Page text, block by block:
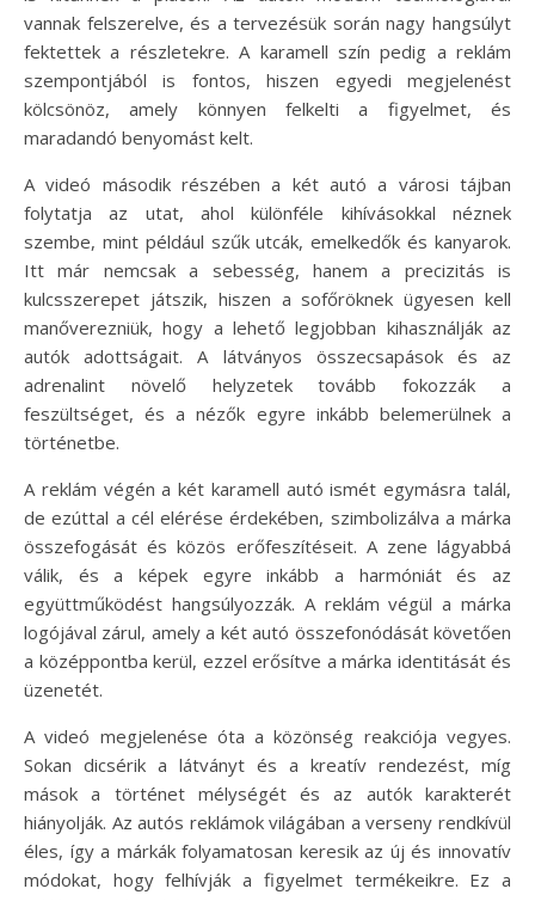
vannak felszerelve, és a tervezésük során nagy hangsúlyt
fektettek a részletekre. A karamell szín pedig a reklám
szempontjából is fontos, hiszen egyedi megjelenést
kölcsönöz, amely könnyen felkelti a figyelmet, és
maradandó benyomást kelt.
A videó második részében a két autó a városi tájban
folytatja az utat, ahol különféle kihívásokkal néznek
szembe, mint például szűk utcák, emelkedők és kanyarok.
Itt már nemcsak a sebesség, hanem a precizitás is
kulcsszerepet játszik, hiszen a sofőröknek ügyesen kell
manőverezniük, hogy a lehető legjobban kihasználják az
autók adottságait. A látványos összecsapások és az
adrenalint növelő helyzetek tovább fokozzák a
feszültséget, és a nézők egyre inkább belemerülnek a
történetbe.
A reklám végén a két karamell autó ismét egymásra talál,
de ezúttal a cél elérése érdekében, szimbolizálva a márka
összefogását és közös erőfeszítéseit. A zene lágyabbá
válik, és a képek egyre inkább a harmóniát és az
együttműködést hangsúlyozzák. A reklám végül a márka
logójával zárul, amely a két autó összefonódását követően
a középpontba kerül, ezzel erősítve a márka identitását és
üzenetét.
A videó megjelenése óta a közönség reakciója vegyes.
Sokan dicsérik a látványt és a kreatív rendezést, míg
mások a történet mélységét és az autók karakterét
hiányolják. Az autós reklámok világában a verseny rendkívül
éles, így a márkák folyamatosan keresik az új és innovatív
módokat, hogy felhívják a figyelmet termékeikre. Ez a